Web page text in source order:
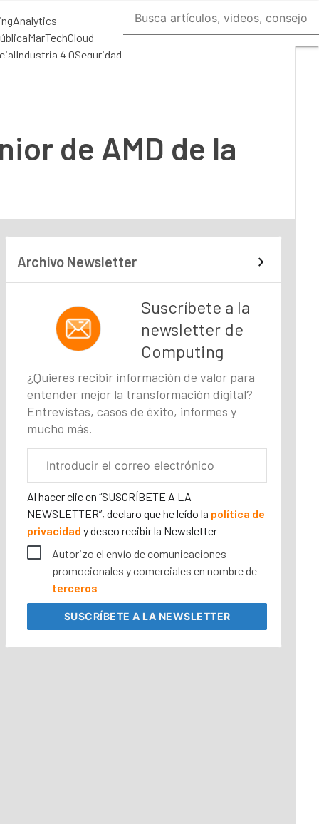
Analytics
MarTechCloud
Industria 4.0Seguridad
de AMD de la
Archivo Newsletter
Suscríbete a la
newsletter de
Computing
¿Quieres recibir información de valor para
entender mejor la transformación digital?
Entrevistas, casos de éxito, informes y
mucho más.
electrónico
Al hacer clic en “SUSCRÍBETE A LA
NEWSLETTER”, declaro que he leído la política de
privacidady deseo recibir la Newsletter
Autorizo el envío de comunicaciones
promocionales y comerciales en nombre de
terceros
SUSCRÍBETE A LA NEWSLETTER